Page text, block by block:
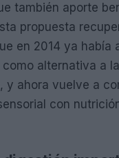
también aporte
propuesta
en 2014 ya había
alternativa a
y ahora vuelve a
con